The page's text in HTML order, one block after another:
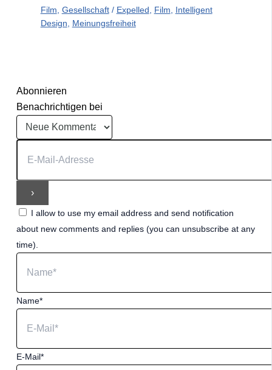
Film Gesellschaft/ Expelled Film
Intelligent
Design
Meinungsfreiheit
Abonnieren
Benachrichtigen bei
I allow to use my email address and send notification
about new comments and replies (you can unsubscribe at any
time).
Name*
E-Mail*